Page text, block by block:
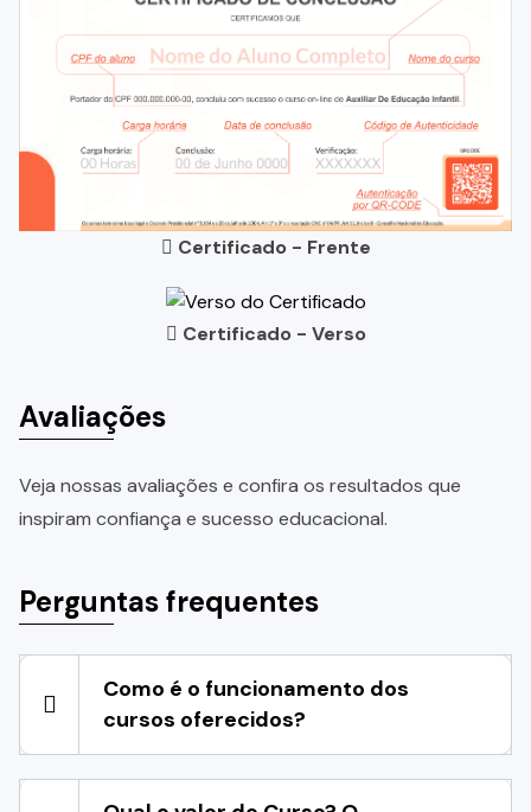
Certificado - Frente
Certificado - Verso
Avaliações
Veja nossas avaliações e confira os resultados que
inspiram confiança e sucesso educacional.
Perguntas frequentes
Como é o funcionamento dos
cursos oferecidos?